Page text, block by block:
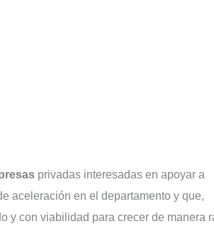
privadas interesadas en apoyar a
aceleración en el departamento y que,
y con viabilidad para crecer de manera